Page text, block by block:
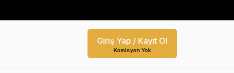
Giriş Yap / Kayıt Ol
Komisyon Yok